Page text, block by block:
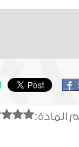
المادة: